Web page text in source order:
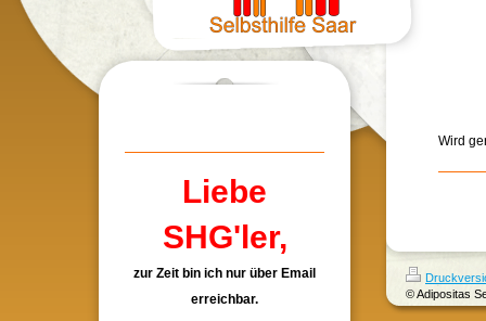
Liebe
SHG'ler,
zur Zeit bin ich nur über Email
erreichbar.
Wird
© Adipositas